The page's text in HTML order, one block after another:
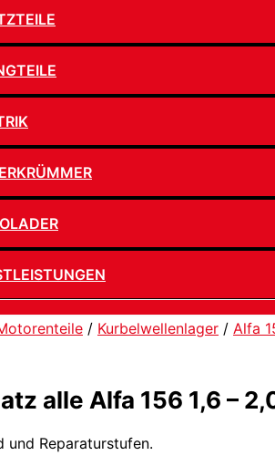
/ Kurbelwellenlager / Alfa
alle Alfa 156 1,6 –
und Reparaturstufen.